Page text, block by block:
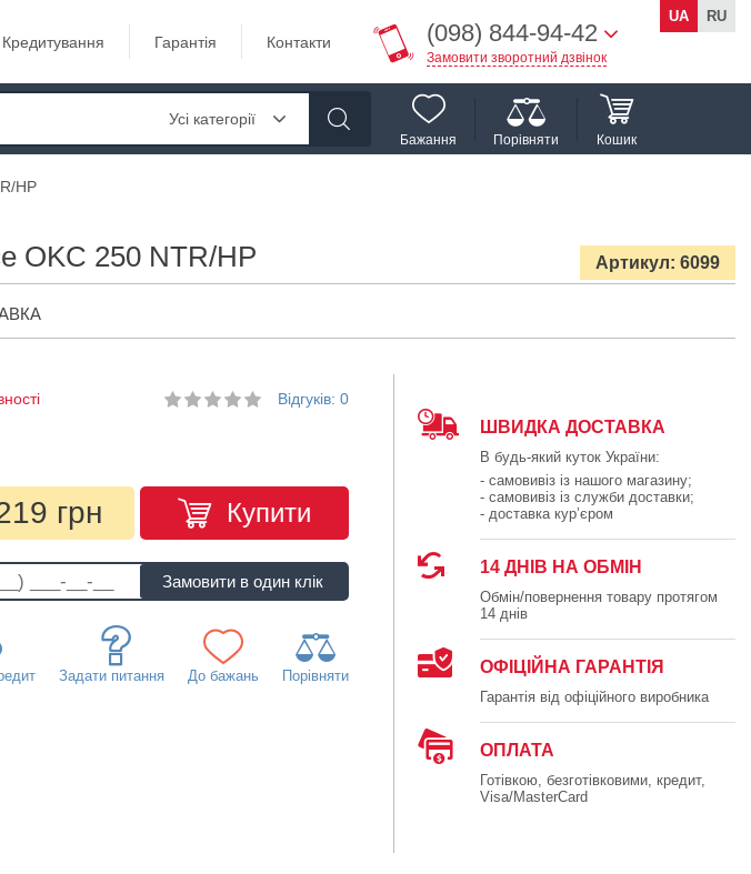
Кредитування Гарантія Контакти (098) 844-94-42
Замовити зворотний дзвінок
UA RU
Усі категорії
Бажання Порівняти Кошик
HP
OKC 250 NTR/HP Артикул: 6099
Відгуків: 0
грн Купити
Задати питання До бажань Порівняти
ШВИДКА ДОСТАВКА
В будь-який куток України:
- самовивіз із нашого магазину;
- самовивіз із служби доставки;
- доставка кур’єром
14 ДНІВ НА ОБМІН
Обмін/повернення товару протягом
14 днів
ОФІЦІЙНА ГАРАНТІЯ
Гарантія від офіційного виробника
ОПЛАТА
Готівкою, безготівковими, кредит,
Visa/MasterCard